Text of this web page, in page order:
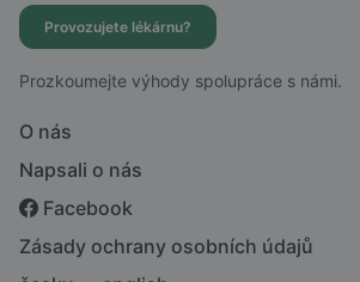
Provozujete lékárnu?
Prozkoumejte výhody spolupráce s námi.
O nás
Napsali o nás
Facebook
Zásady ochrany osobních údajů